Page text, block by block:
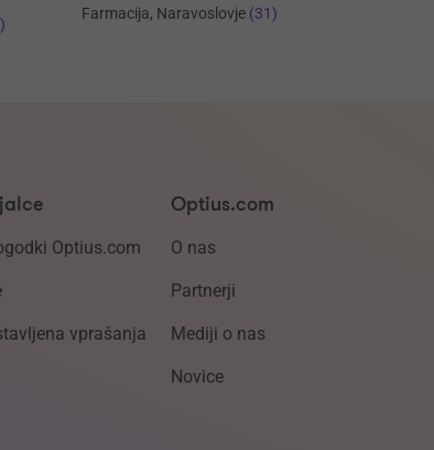
Farmacija, Naravoslovje (31)
Optius.com
vprašanja
Optius.com
O nas
Partnerji
Mediji o nas
Novice